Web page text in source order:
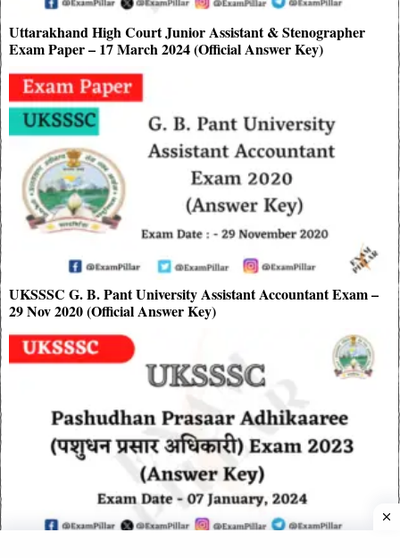
Uttarakhand High Court Junior Assistant & Stenographer
Exam Paper – 17 March 2024 (Official Answer Key)
UKSSSC G. B. Pant University Assistant Accountant Exam –
29 Nov 2020 (Official Answer Key)